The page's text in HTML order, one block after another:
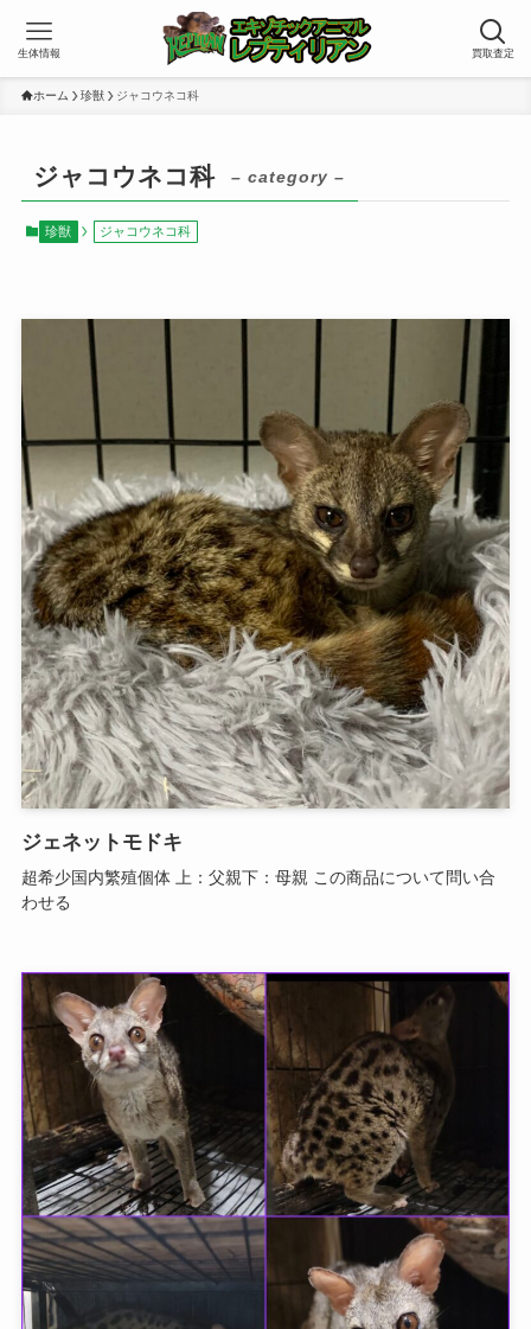
買取査定
生体情報
ホーム 珍獣 ジャコウネコ科
ジャコウネコ科 – category –
珍獣 ジャコウネコ科
ジェネットモドキ
超希少国内繁殖個体 上：父親下：母親 この商品について問い合
わせる